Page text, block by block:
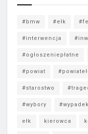
#bmw #ełk
#interwencja
#ogłoszeniepłatne
#powiat
#starostwo
#wybory #wypadek
ełk kierowca